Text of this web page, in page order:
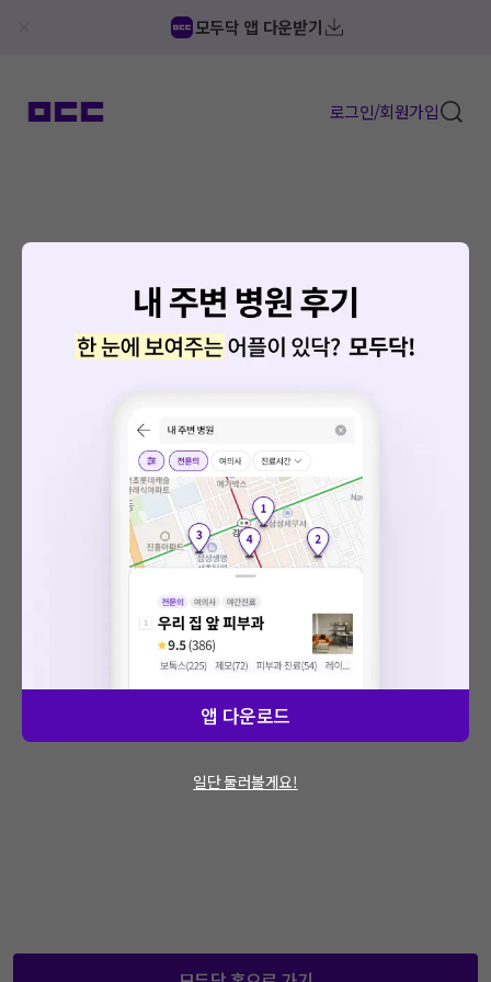
모두닥 앱 다운받기
로그인/회원가입
: 에러가 발생했습니다.
문제가 지속적으로 발생할 경우 모두닥 채널톡
을 통해 문의해주세요.
앱 다운로드
일단 둘러볼게요!